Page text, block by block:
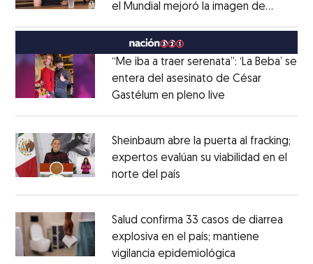
el Mundial mejoró la imagen de
“Me iba a traer serenata”: ‘La Beba’ se
entera del asesinato de César
Gastélum en pleno live
Sheinbaum abre la puerta al fracking;
expertos evalúan su viabilidad en el
norte del país
Salud confirma 33 casos de diarrea
explosiva en el país; mantiene
vigilancia epidemiológica